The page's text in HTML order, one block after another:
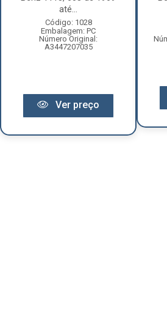
até...
Código: 1028
Embalagem: PC
Número Original:
A3447207035
Ver preço